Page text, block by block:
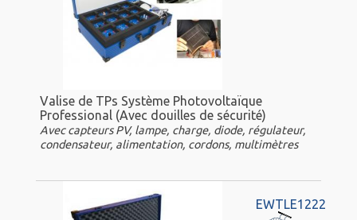
Valise de TPs Système Photovoltaïque
Professional (Avec douilles de sécurité)
Avec capteurs PV, lampe, charge, diode, régulateur,
condensateur, alimentation, cordons, multimètres
EWTLE1222